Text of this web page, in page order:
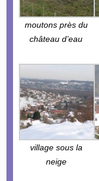
moutons près du
château d’eau
village sous la
neige